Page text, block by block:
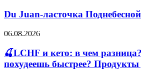
ласточка
Du Juan-ласточка Поднебесной
🍒
и
кето:
в
06.08.2026
🍒LCHF и кето: в чем
похудеешь быстрее?